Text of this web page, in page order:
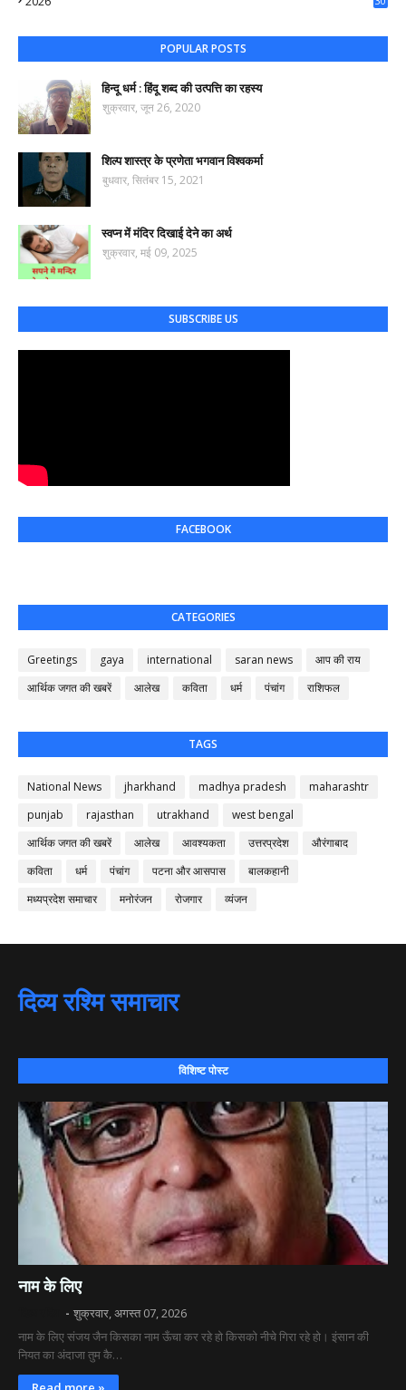
POPULAR POSTS
हिन्दू धर्म : हिंदू शब्द की उत्पत्ति का रहस्य
शुक्रवार, जून 26, 2020
शिल्प शास्त्र के प्रणेता भगवान विश्वकर्मा
बुधवार, सितंबर 15, 2021
स्वप्न में मंदिर दिखाई देने का अर्थ
शुक्रवार, मई 09, 2025
SUBSCRIBE US
FACEBOOK
CATEGORIES
Greetings gaya international saran news
आप की राय
आर्थिक जगत की खबरें
आलेख कविता धर्म पंचांग राशिफल
TAGS
National News jharkhand madhya pradesh
maharashtr
punjab
rajasthan utrakhand
west bengal
आर्थिक जगत की खबरें
आलेख आवश्यकता उत्तरप्रदेश
औरंगाबाद
कविता
धर्म पंचांग पटना और आसपास
बालकहानी
मध्यप्रदेश समाचार
मनोरंजन रोजगार व्यंजन
दिव्य रश्मि समाचार
विशिष्ट पोस्ट
नाम के लिए
शुक्रवार, अगस्त 07, 2026
नाम के लिए संजय जैन किसका नाम ऊँचा कर रहे हो किसको नीचे गिरा रहे हो। इंसान की
नियत का अंदाजा तुम कै…